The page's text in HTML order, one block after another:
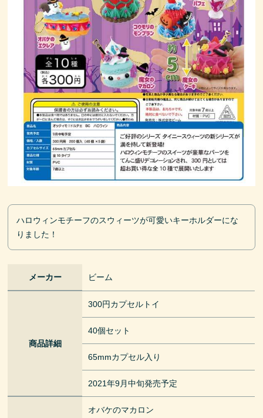
ハロウィンモチーフのスウィーツが可愛いキーホルダーにな
りました！
メーカー ビーム
商品詳細
300円カプセルトイ
40個セット
65mmカプセル入り
2021年9月中旬発売予定
オバケのマカロン